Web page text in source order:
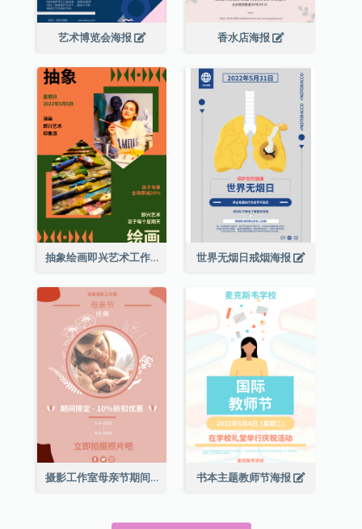
艺术博览会海报 香水店海报
抽象绘画即兴艺术工作坊海报 世界无烟日戒烟海报
摄影工作室母亲节期间限定优惠宣传海报 书本主题教师节海报